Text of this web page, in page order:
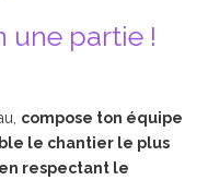
une partie !
compose ton équipe
le chantier le plus
respectant le